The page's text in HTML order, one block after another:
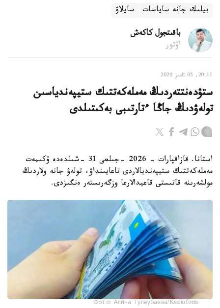
بيلىك جانە ساياسات سايلاۋ
باقىتجول كاكەش
اۆتور
20:11, 05 تامىز 2026
ستۋدەنتتەردىڭ مەملەكەتتىك ستيپەندياسىن
تولەۋدىڭ جاڭا ءتارتىبى بەكىتىلدى
استانا. قازاقپارات - 2026 -جىلعى 31 -شىلدەدە ۇكىمەت
مەملەكەتتىك ستيپەنديالاردى تاعايىنداۋ، تولەۋ جانە ولاردىڭ
مولشەرىنە قاتىستى قاعيدالارعا وزگەرىستەر ەنگىزدى.
Фото: Алина Тулеубаева/Kazinform